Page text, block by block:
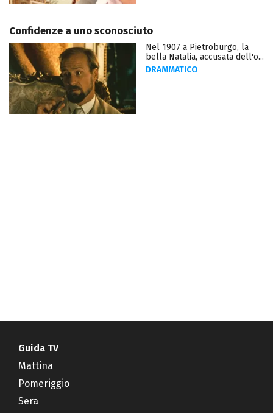
Confidenze a uno sconosciuto
Nel 1907 a Pietroburgo, la
bella Natalia, accusata dell'o...
DRAMMATICO
Guida TV
Mattina
Pomeriggio
Sera